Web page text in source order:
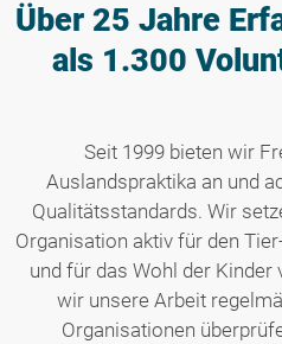
Über 25 Jahre
als 1.300
Seit 1999 bieten wir
Auslandspraktika an und
Qualitätsstandards. Wir
Organisation aktiv für den
und für das Wohl der
wir unsere Arbeit
Organisationen